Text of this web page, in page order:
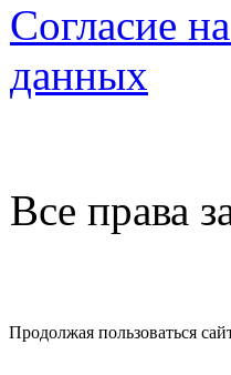
Согласие
данных
Все права
Продолжая пользоваться